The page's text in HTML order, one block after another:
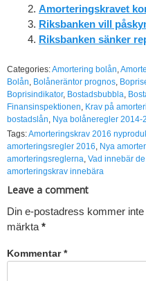
Amorteringskravet
Riksbanken vill
Riksbanken sänker
Categories:Amortering bolån
Bolån Bolåneräntor prognos
Boprisindikator, Bostadsbubbla
Finansinspektionen Krav på
bostadslån Nya bolåneregler 2014-
Tags:Amorteringskrav 2016
amorteringsregler 2016, Nya
amorteringsreglerna, Vad innebär
amorteringskrav innebära
Leave a comment
Din e-postadress kommer
märkta *
Kommentar *